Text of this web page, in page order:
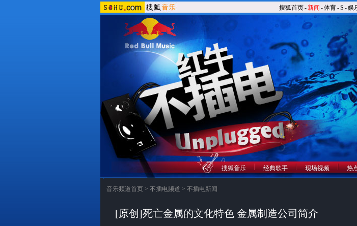
搜狐首页-新闻 -体育-S -娱
搜狐音乐 经典歌手 现场视频 热
音乐频道首页 > 不插电频道 > 不插电新闻
[原创]死亡金属的文化特色 金属制造公司简介